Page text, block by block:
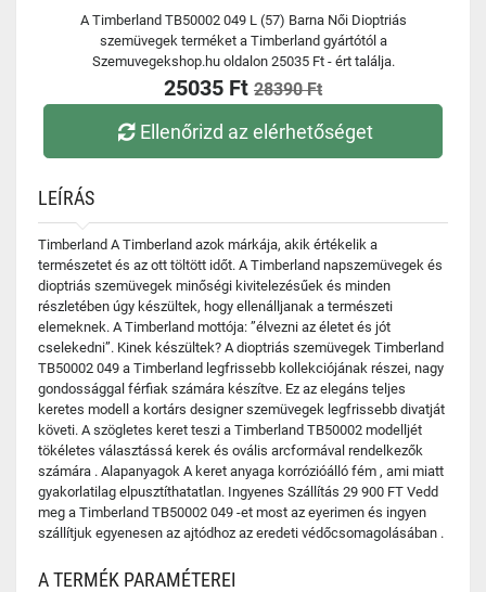
A Timberland TB50002 049 L (57) Barna Női Dioptriás
szemüvegek terméket a Timberland gyártótól a
Szemuvegekshop.hu oldalon 25035 Ft - ért találja.
25035 Ft 28390 Ft
Ellenőrizd az elérhetőséget
LEÍRÁS
Timberland A Timberland azok márkája, akik értékelik a
természetet és az ott töltött időt. A Timberland napszemüvegek és
dioptriás szemüvegek minőségi kivitelezésűek és minden
részletében úgy készültek, hogy ellenálljanak a természeti
elemeknek. A Timberland mottója: ”élvezni az életet és jót
cselekedni”. Kinek készültek? A dioptriás szemüvegek Timberland
TB50002 049 a Timberland legfrissebb kollekciójának részei, nagy
gondossággal férfiak számára készítve. Ez az elegáns teljes
keretes modell a kortárs designer szemüvegek legfrissebb divatját
követi. A szögletes keret teszi a Timberland TB50002 modelljét
tökéletes választássá kerek és ovális arcformával rendelkezők
számára . Alapanyagok A keret anyaga korrózióálló fém , ami miatt
gyakorlatilag elpusztíthatatlan. Ingyenes Szállítás 29 900 FT Vedd
meg a Timberland TB50002 049 -et most az eyerimen és ingyen
szállítjuk egyenesen az ajtódhoz az eredeti védőcsomagolásában .
A TERMÉK PARAMÉTEREI